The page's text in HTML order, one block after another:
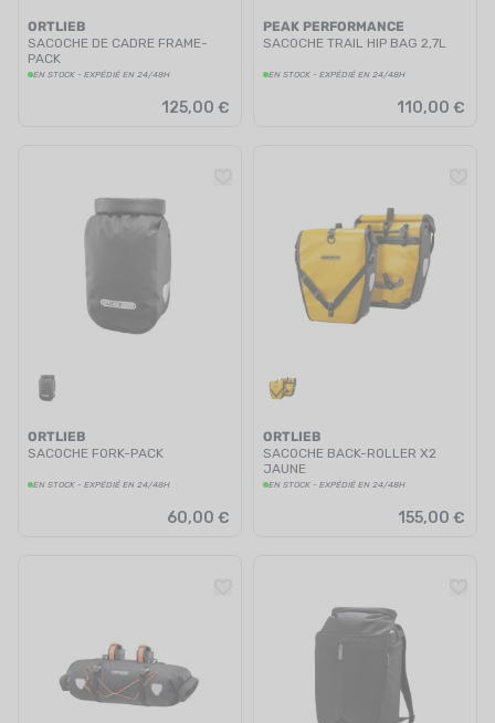
ORTLIEB
SACOCHE DE CADRE FRAME-
PACK
EN STOCK - EXPÉDIÉ EN 24/48H
125,00 €
PEAK PERFORMANCE
SACOCHE TRAIL HIP BAG 2,7L
EN STOCK - EXPÉDIÉ EN 24/48H
110,00 €
ORTLIEB
SACOCHE FORK-PACK
EN STOCK - EXPÉDIÉ EN 24/48H
60,00 €
ORTLIEB
SACOCHE BACK-ROLLER X2
JAUNE
EN STOCK - EXPÉDIÉ EN 24/48H
155,00 €